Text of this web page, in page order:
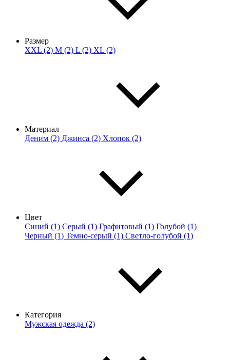
Размер
XXL (2) M (2) L (2) XL (2)
Материал
Деним (2) Джинса (2) Хлопок (2)
Цвет
Синий (1) Серый (1) Графитовый (1) Голубой (1)
Черный (1) Темно-серый (1) Светло-голубой (1)
Категория
Мужская одежда (2)